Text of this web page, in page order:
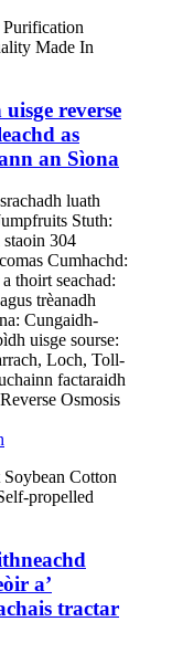
reverse
as
an Sìona
luath
Stuth:
304
Cumhachd:
thoirt seachad:
trèanadh
Cungaidh-
uisge sourse:
Loch, Toll-
factaraidh
Osmosis
a’
tractar